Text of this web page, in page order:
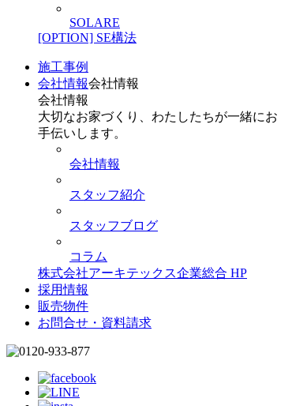
SOLARE
[OPTION] SE構法
施工事例
会社情報会社情報
会社情報
大切なお家づくり、わたしたちが一緒にお
手伝いします。
会社情報
スタッフ紹介
スタッフブログ
コラム
株式会社アーキテックス企業総合 HP
採用情報
販売物件
お問合せ・資料請求